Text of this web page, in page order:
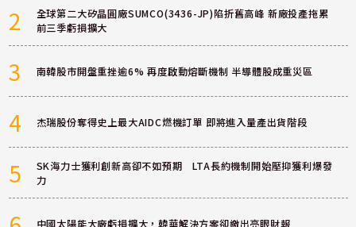
2
全球第二大矽晶圓廠SUMCO(3436-JP)陷折舊高峰 新廠投產拖累
前三季虧損擴大
3 南韓股市開盤重挫逾6% 再度啟動熔斷機制 半導體股成重災區
4 杰瑞股份奪得史上最大AIDC燃機訂單 即將進入量產出貨階段
5
SK海力士獲利創新高卻不如預期 LTA長約機制開始壓抑獲利爆發
力
中國太陽能大廠虧損擴大，韓華解決方案卻繳出亮眼財報